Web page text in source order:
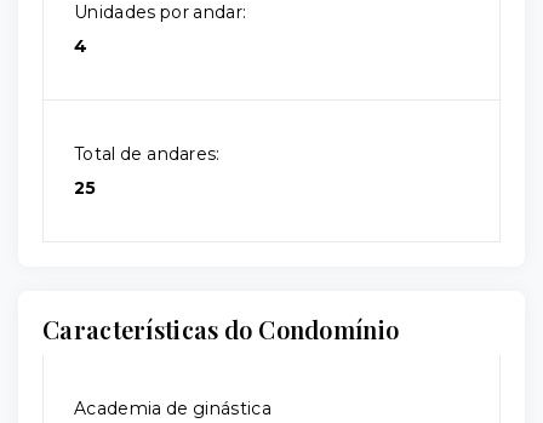
Unidades por andar:
4
Total de andares:
25
Características do Condomínio
Academia de ginástica